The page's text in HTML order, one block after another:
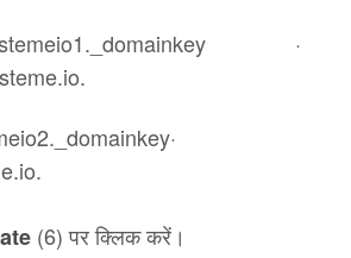
·
(6) पर क्लिक करें।